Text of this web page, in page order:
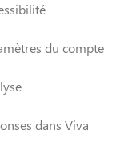
du compte
dans Viva